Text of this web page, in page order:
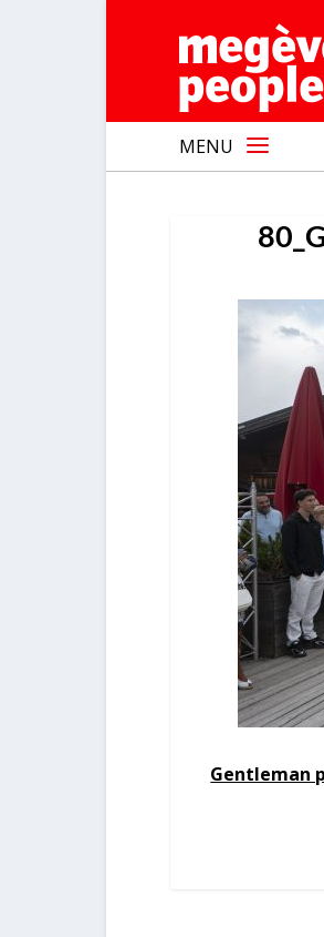
MENU
Gentleman